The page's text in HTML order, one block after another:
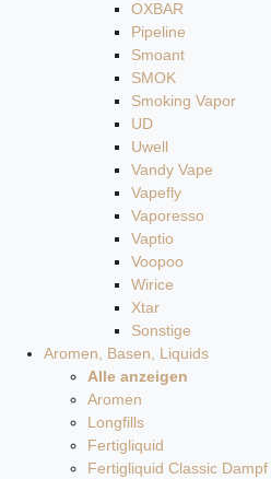
OXBAR
Pipeline
Smoant
SMOK
Smoking Vapor
UD
Uwell
Vandy Vape
Vapefly
Vaporesso
Vaptio
Voopoo
Wirice
Xtar
Sonstige
Aromen, Basen, Liquids
Alle anzeigen
Aromen
Longfills
Fertigliquid
Fertigliquid Classic Dampf